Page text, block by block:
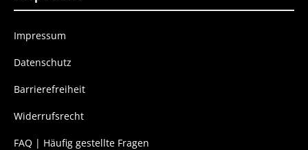
Impressum
Datenschutz
Barrierefreiheit
Widerrufsrecht
FAQ | Häufig gestellte Fragen